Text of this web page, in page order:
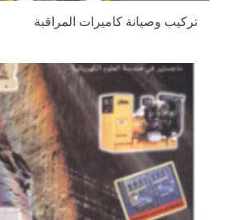
تركيب وصيانة كاميرات المراقبة